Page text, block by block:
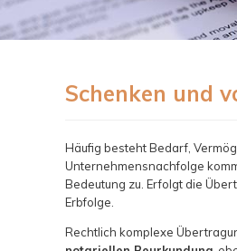
Schenken und
Häufig besteht Bedarf,
Unternehmensnachfolge
Bedeutung zu. Erfolgt die
Erbfolge.
Rechtlich komplexe